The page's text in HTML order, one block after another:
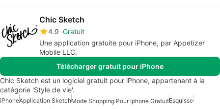
Chic Sketch
4.9 Gratuit
Une application gratuite pour iPhone, par Appetizer
Mobile LLC.
Télécharger gratuit pour iPhone
Chic Sketch est un logiciel gratuit pour iPhone, appartenant à la
catégorie 'Style de vie'.
iPhoneApplication SketchMode Shopping Pour Iphone GratuitEsquisse